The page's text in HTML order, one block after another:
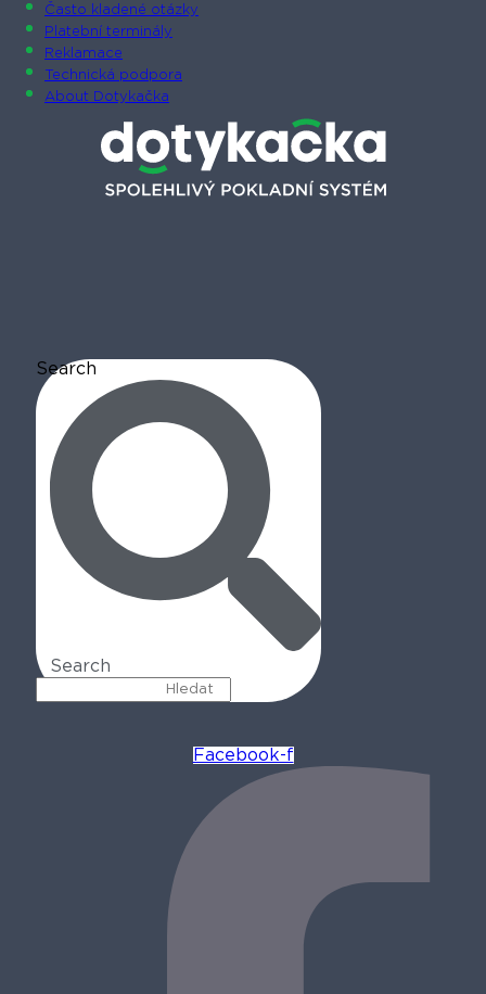
Často kladené otázky
Platební terminály
Reklamace
Technická podpora
About Dotykačka
Search
Search
Facebook-f